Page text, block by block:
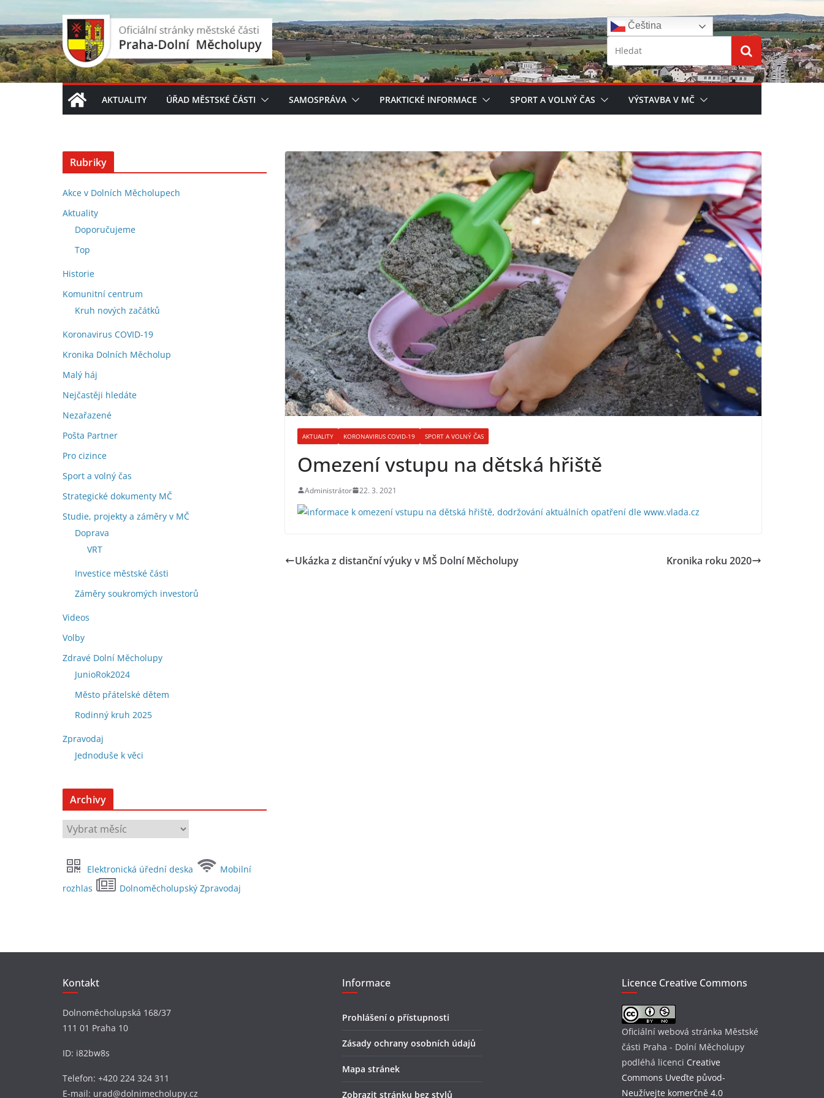
na
obsah
Čeština‎
AKTUALITY ÚŘAD MĚSTSKÉ ČÁSTI SAMOSPRÁVA PRAKTICKÉ INFORMACE SPORT A VOLNÝ ČAS VÝSTAVBA V MČ
AKTUALITY KORONAVIRUS COVID-19 SPORT A VOLNÝ ČAS
Omezení vstupu na dětská hřiště
Administrátor 22. 3. 2021
Ukázka z distanční výuky v MŠ Dolní Měcholupy Kronika roku 2020
Rubriky
Akce v Dolních Měcholupech
Aktuality
Doporučujeme
Top
Historie
Komunitní centrum
Kruh nových začátků
Koronavirus COVID-19
Kronika Dolních Měcholup
Malý háj
Nejčastěji hledáte
Nezařazené
Pošta Partner
Pro cizince
Sport a volný čas
Strategické dokumenty MČ
Studie, projekty a záměry v MČ
Doprava
VRT
Investice městské části
Záměry soukromých investorů
Videos
Volby
Zdravé Dolní Měcholupy
JunioRok2024
Město přátelské dětem
Rodinný kruh 2025
Zpravodaj
Jednoduše k věci
Archivy
A
r
h
i
Elektronická úřední deska
Mobilní
rozhlas
Dolnoměcholupský Zpravodaj
Kontakt
Dolnoměcholupská 168/37
111 01 Praha 10
ID: i82bw8s
Telefon: +420 224 324 311
E-mail: urad@dolnimecholupy.cz
Informace
Prohlášení o přístupnosti
Zásady ochrany osobních údajů
Mapa stránek
Zobrazit stránku bez stylů
Licence Creative Commons
Oficiální webová stránka Městské
části Praha - Dolní Měcholupy
podléhá licenci Creative
Commons Uveďte původ-
Neužívejte komerčně 4.0